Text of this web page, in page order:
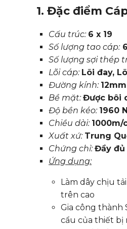
1. Đặc điểm
Cấu trúc: 6 x 19
Số lượng tao cáp: 6
Số lượng sợi thép
Lõi cáp: Lõi đay,
Đường kính: 12mm
Bề mặt: Được bôi
Độ bền kéo: 1960
Chiều dài: 1000m/
Xuất xứ: Trung
Chứng chỉ: Đầy đủ
Ứng dụng:
Làm dây chịu
trên cao
Gia công thành
cẩu của thiết bị